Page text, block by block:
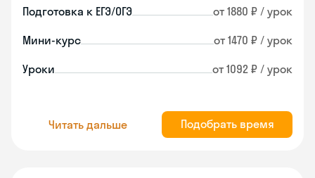
Подготовка к ЕГЭ/ОГЭ от 1880 ₽ / урок
Мини-курс от 1470 ₽ / урок
Уроки от 1092 ₽ / урок
Читать дальше Подобрать время